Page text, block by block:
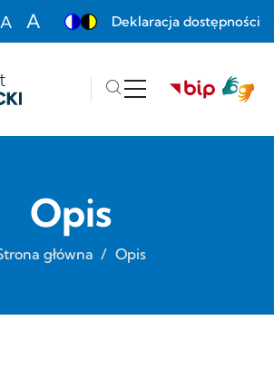
font size to 100%
A
A
Deklaracja dostępności
Opis
główna / Opis